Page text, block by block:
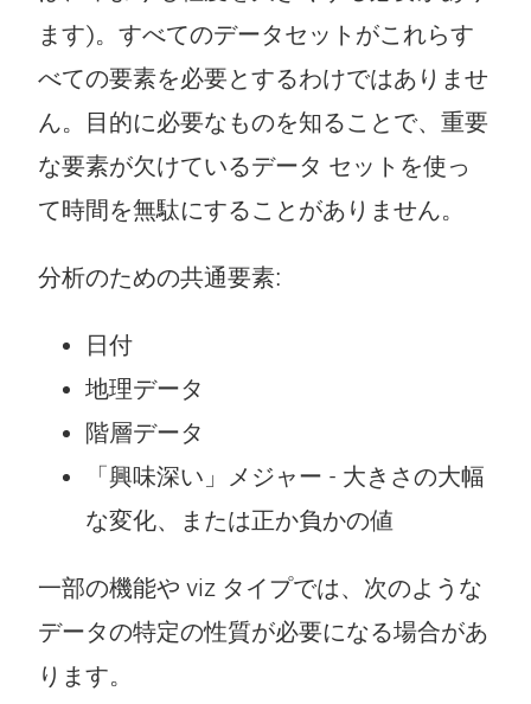
ます)。すべてのデータセットがこれらす
べての要素を必要とするわけではありませ
ん。目的に必要なものを知ることで、重要
な要素が欠けているデータ セットを使っ
て時間を無駄にすることがありません。
分析のための共通要素:
日付
地理データ
階層データ
「興味深い」メジャー - 大きさの大幅
な変化、または正か負かの値
一部の機能や viz タイプでは、次のような
データの特定の性質が必要になる場合があ
ります。